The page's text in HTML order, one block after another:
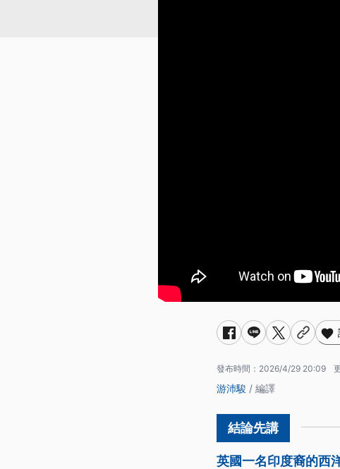
發布時間： 2026/4/29 20:09
游沛駿 / 編譯
英國一名印度裔的西